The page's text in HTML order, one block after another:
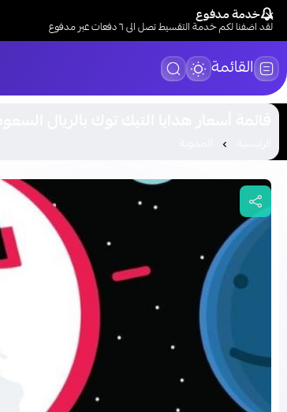
خدمة مدفوع
لقد اضفنا لكم خدمة التقسيط تصل الى ٦ دفعات عبر مدفوع
القائمة